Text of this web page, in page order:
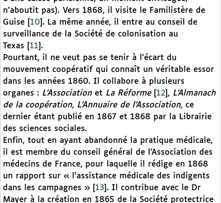
n’aboutit pas). Vers 1868, il visite le Familistère de
Guise
10 . La même année, il entre au conseil de
surveillance de la Société de colonisation au
Texas
11 .
Pourtant, il ne veut pas se tenir à l’écart du
mouvement coopératif qui connaît un véritable essor
dans les années 1860. Il collabore à plusieurs
organes : L’Associationet La Réforme[ 12 , L’Almanach
de la coopération, L’Annuaire de l’Association, ce
dernier étant publié en 1867 et 1868 par la Librairie
des sciences sociales.
Enfin, tout en ayant abandonné la pratique médicale,
il est membre du conseil général de l’Association des
médecins de France, pour laquelle il rédige en 1868
un rapport sur « l’assistance médicale des indigents
dans les campagnes »
13 . Il contribue avec le Dr
Mayer à la création en 1865 de la Société protectrice